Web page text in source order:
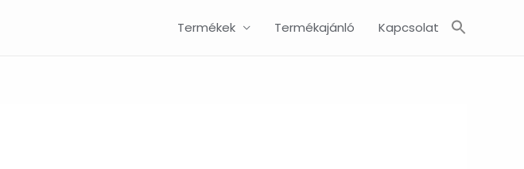
Termékek Termékajánló Kapcsolat